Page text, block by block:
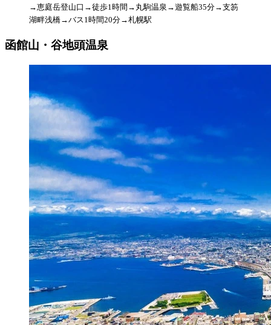
→恵庭岳登山口→徒歩1時間→丸駒温泉→遊覧船35分→支笏
湖畔浅橋→バス1時間20分→札幌駅
函館山・谷地頭温泉